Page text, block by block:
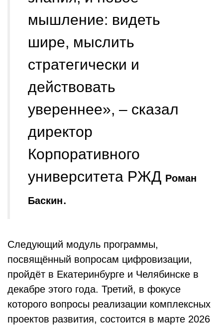
мышление: видеть
шире, мыслить
стратегически и
действовать
увереннее», – сказал
директор
Корпоративного
университета РЖД Роман
Баскин.
Следующий модуль программы,
посвящённый вопросам цифровизации,
пройдёт в Екатеринбурге и Челябинске в
декабре этого года. Третий, в фокусе
которого вопросы реализации комплексных
проектов развития, состоится в марте 2026